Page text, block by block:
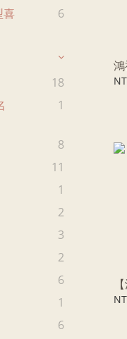
喜
6
18
1
8
11
1
2
3
2
6
1
6